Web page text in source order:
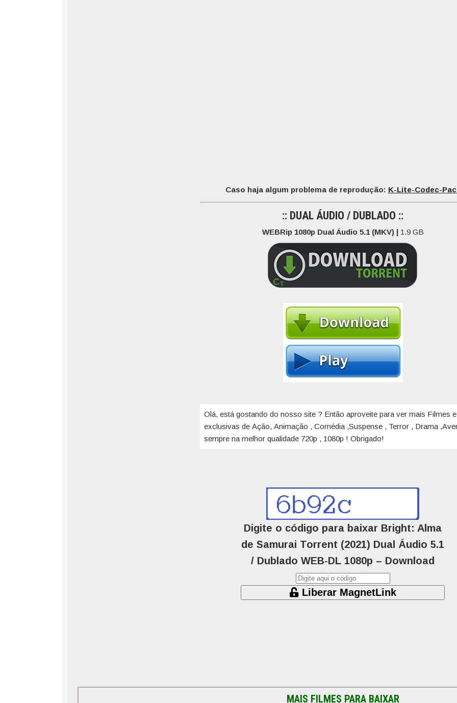
Caso haja algum problema de reprodução: K-Lite-Codec-
:: DUAL ÁUDIO / DUBLADO ::
WEBRip 1080p Dual Áudio 5.1 (MKV) | 1.9 GB
Olá, está gostando do nosso site ? Então aproveite para ver mais Filmes
exclusivas de Ação, Animação , Comédia ,Suspense , Terror , Drama
sempre na melhor qualidade 720p , 1080p ! Obrigado!
Digite o código para baixar Bright: Alma
de Samurai Torrent (2021) Dual Áudio 5.1
/ Dublado WEB-DL 1080p – Download
Liberar MagnetLink
MAIS FILMES PARA BAIXAR